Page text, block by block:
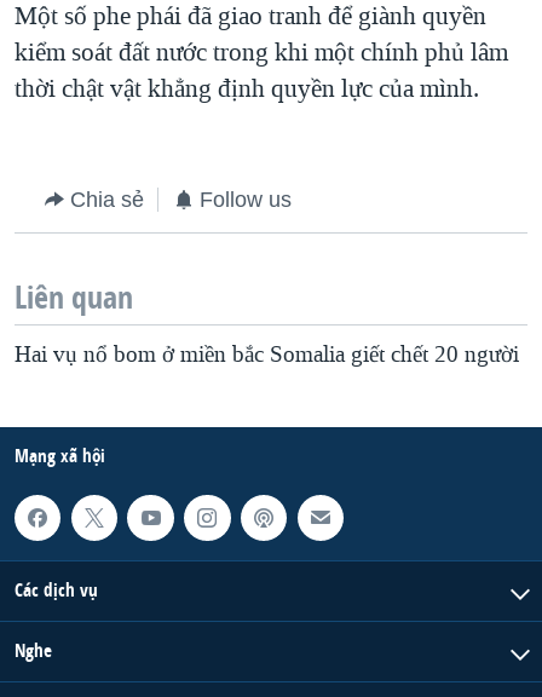
NGƯ DÂN VIỆT VÀ LÀN SÓNG TRỘM HẢI SÂM
BÊN KIA QUỐC LỘ: TIẾNG VỌNG TỪ NÔNG THÔN MỸ
QUAN HỆ VIỆT MỸ
Một số phe phái đã giao tranh để giành quyền
kiểm soát đất nước trong khi một chính phủ lâm
thời chật vật khẳng định quyền lực của mình.
Chia sẻ Follow us
Liên quan
Hai vụ nổ bom ở miền bắc Somalia giết chết 20 người
Mạng xã hội
Các dịch vụ
Nghe